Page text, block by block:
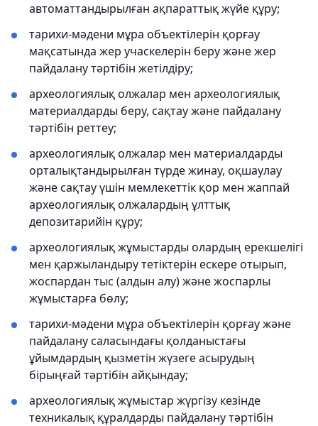
автоматтандырылған ақпараттық жүйе құру;
тарихи-мәдени мұра объектілерін қорғау
мақсатында жер учаскелерін беру және жер
пайдалану тәртібін жетілдіру;
археологиялық олжалар мен археологиялық
материалдарды беру, сақтау және пайдалану
тәртібін реттеу;
археологиялық олжалар мен материалдарды
орталықтандырылған түрде жинау, оқшаулау
және сақтау үшін мемлекеттік қор мен жаппай
археологиялық олжалардың ұлттық
депозитарийін құру;
археологиялық жұмыстарды олардың ерекшелігі
мен қаржыландыру тетіктерін ескере отырып,
жоспардан тыс (алдын алу) және жоспарлы
жұмыстарға бөлу;
тарихи-мәдени мұра объектілерін қорғау және
пайдалану саласындағы қолданыстағы
ұйымдардың қызметін жүзеге асырудың
бірыңғай тәртібін айқындау;
археологиялық жұмыстар жүргізу кезінде
техникалық құралдарды пайдалану тәртібін